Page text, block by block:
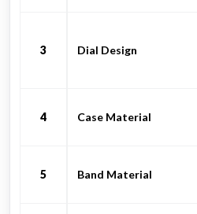
3 Dial Design
4 Case Material
5 Band Material